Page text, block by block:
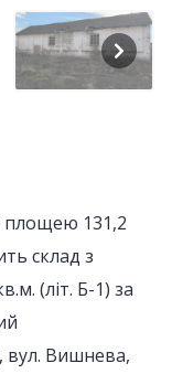
площею 131,2
склад з
(літ. Б-1) за
вул. Вишнева,